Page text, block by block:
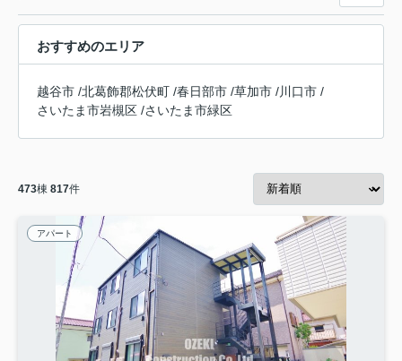
おすすめのエリア
越谷市 /北葛飾郡松伏町 /春日部市 /草加市 /川口市 /
さいたま市岩槻区 /さいたま市緑区
473棟 817件
アパート